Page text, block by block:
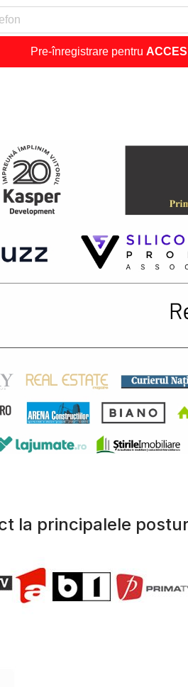
Pre-înregistrare pentru
la principalele